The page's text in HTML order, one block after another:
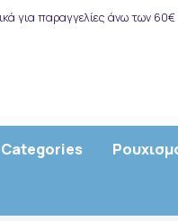
για παραγγελίες άνω των 60€
Categories